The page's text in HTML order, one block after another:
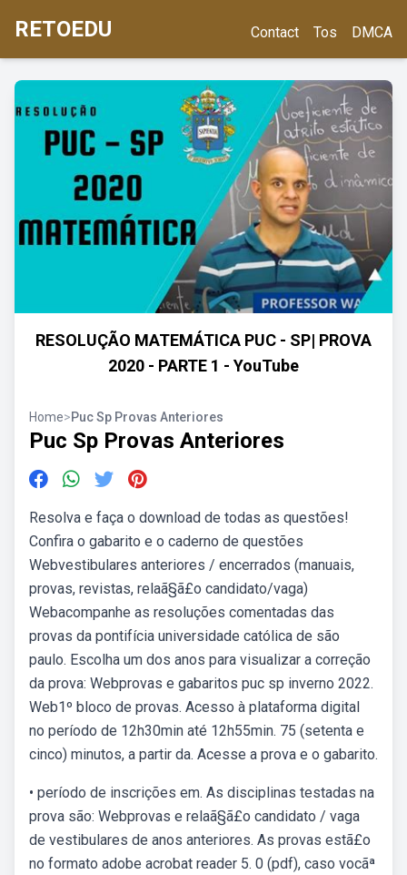
RETOEDU Contact Tos DMCA
RESOLUÇÃO MATEMÁTICA PUC - SP| PROVA
2020 - PARTE 1 - YouTube
Home>Puc Sp Provas Anteriores
Puc Sp Provas Anteriores
Resolva e faça o download de todas as questões!
Confira o gabarito e o caderno de questões
Webvestibulares anteriores / encerrados (manuais,
provas, revistas, relaã§ã£o candidato/vaga)
Webacompanhe as resoluções comentadas das
provas da pontifícia universidade católica de são
paulo. Escolha um dos anos para visualizar a correção
da prova: Webprovas e gabaritos puc sp inverno 2022.
Web1º bloco de provas. Acesso à plataforma digital
no período de 12h30min até 12h55min. 75 (setenta e
cinco) minutos, a partir da. Acesse a prova e o gabarito.
• período de inscrições em. As disciplinas testadas na
prova são: Webprovas e relaã§ã£o candidato / vaga
de vestibulares de anos anteriores. As provas estã£o
no formato adobe acrobat reader 5. 0 (pdf), caso vocãª